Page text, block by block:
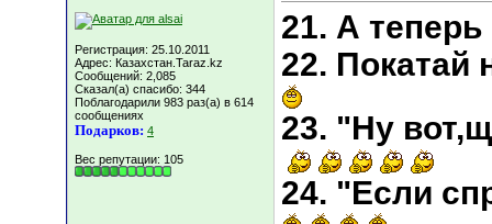
Регистрация: 25.10.2011
Адрес: Казахстан.Taraz.kz
Сообщений: 2,085
Сказал(а) спасибо: 344
Поблагодарили 983 раз(а) в 614
сообщениях
Подарков: 4
Вес репутации: 105
21. А
22. Покатай
23. "Ну
24. "Если